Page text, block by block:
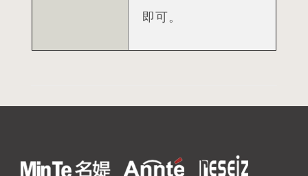
即可。